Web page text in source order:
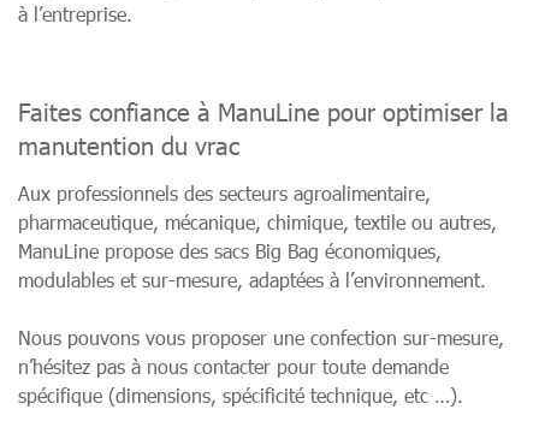
à l’entreprise.
Faites confiance à ManuLine pour optimiser la
manutention du vrac
Aux professionnels des secteurs agroalimentaire,
pharmaceutique, mécanique, chimique, textile ou autres,
ManuLine propose des sacs Big Bag économiques,
modulables et sur-mesure, adaptées à l’environnement.
Nous pouvons vous proposer une confection sur-mesure,
n’hésitez pas à nous contacter pour toute demande
spécifique (dimensions, spécificité technique, etc …).